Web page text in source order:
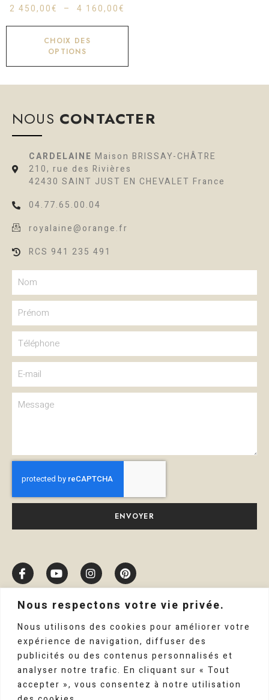
Nous respectons votre vie privée.
Nous utilisons des cookies pour améliorer votre
expérience de navigation, diffuser des
publicités ou des contenus personnalisés et
analyser notre trafic. En cliquant sur « Tout
accepter », vous consentez à notre utilisation
2 450,00€ – 4 160,00€
CHOIX DES
OPTIONS
NOUS CONTACTER
CARDELAINE Maison BRISSAY-CHÂTRE
210, rue des Rivières
42430 SAINT JUST EN CHEVALET France
04.77.65.00.04
royalaine@orange.fr
RCS 941 235 491
ENVOYER